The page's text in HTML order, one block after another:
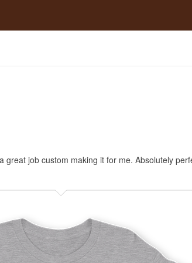
great job custom making it for me. Absolutely